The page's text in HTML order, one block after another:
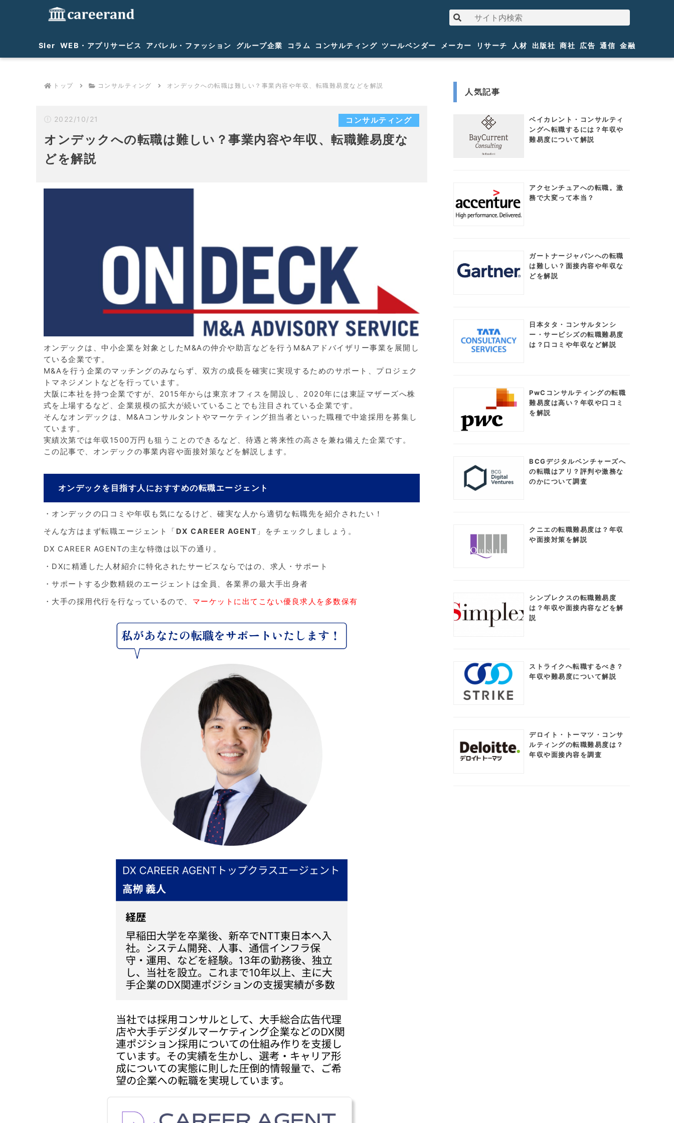
SIer WEB・アプリサービス アパレル・ファッション グループ企業 コラム コンサルティング ツールベンダー メーカー リサーチ 人材 出版社 商社 広告 通信 金融
トップ コンサルティング オンデックへの転職は難しい？事業内容や年収、転職難易度などを解説
2022/10/21 コンサルティング
オンデックへの転職は難しい？事業内容や年収、転職難易度な
どを解説
オンデックは、中小企業を対象としたM&Aの仲介や助言などを行うM&Aアドバイザリー事業を展開し
ている企業です。
M&Aを行う企業のマッチングのみならず、双方の成長を確実に実現するためのサポート、プロジェク
トマネジメントなどを行っています。
大阪に本社を持つ企業ですが、2015年からは東京オフィスを開設し、2020年には東証マザーズへ株
式を上場するなど、企業規模の拡大が続いていることでも注目されている企業です。
そんなオンデックは、M&Aコンサルタントやマーケティング担当者といった職種で中途採用を募集し
ています。
実績次第では年収1500万円も狙うことのできるなど、待遇と将来性の高さを兼ね備えた企業です。
この記事で、オンデックの事業内容や面接対策などを解説します。
オンデックを目指す人におすすめの転職エージェント
・オンデックの口コミや年収も気になるけど、確実な人から適切な転職先を紹介されたい！
そんな方はまず転職エージェント「 DX CAREER AGENT 」をチェックしましょう。
DX CAREER AGENTの主な特徴は以下の通り。
・DXに精通した人材紹介に特化されたサービスならではの、求人・サポート
・サポートする少数精鋭のエージェントは全員、各業界の最大手出身者
・大手の採用代行を行なっているので、 マーケットに出てこない優良求人を多数保有
人気記事
ベイカレント・コンサルティ
ングへ転職するには？年収や
難易度について解説
アクセンチュアへの転職。激
務で大変って本当？
ガートナージャパンへの転職
は難しい？面接内容や年収な
どを解説
日本タタ・コンサルタンシ
ー・サービシズの転職難易度
は？口コミや年収など解説
PwCコンサルティングの転職
難易度は高い？年収や口コミ
を解説
BCGデジタルベンチャーズへ
の転職はアリ？評判や激務な
のかについて調査
クニエの転職難易度は？年収
や面接対策を解説
シンプレクスの転職難易度
は？年収や面接内容などを解
説
ストライクへ転職するべき？
年収や難易度について解説
デロイト・トーマツ・コンサ
ルティングの転職難易度は？
年収や面接内容を調査